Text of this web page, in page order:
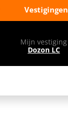
Vestigingen
Mijn vestiging
Dozon LC